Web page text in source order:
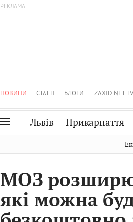
НОВИНИ СТАТТІ БЛОГИ ZAXID.NET TV
Львів Прикарпаття
Волинь
Закарпаття
Чернівці
Шептицький
МОЗ
які можна